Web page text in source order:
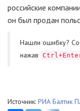
российские
он был продан
Нашли ошибку?
нажав
Источник: РИА Балтик